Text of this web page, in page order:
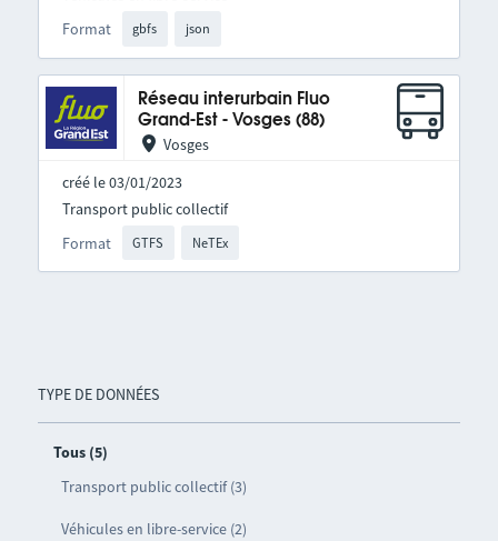
TYPE DE DONNÉES
Tous (5)
Transport public collectif (3)
Véhicules en libre-service (2)
Format gbfs json
Réseau interurbain Fluo
Grand-Est - Vosges (88)
Vosges
créé le 03/01/2023
Format GTFS NeTEx
Transport public collectif